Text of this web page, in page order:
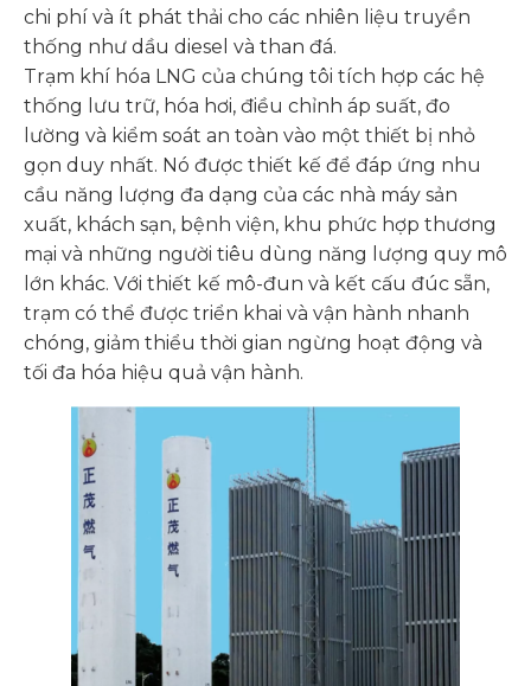
chi phí và ít phát thải cho các nhiên liệu truyền
thống như dầu diesel và than đá.
Trạm khí hóa LNG của chúng tôi tích hợp các hệ
thống lưu trữ, hóa hơi, điều chỉnh áp suất, đo
lường và kiểm soát an toàn vào một thiết bị nhỏ
gọn duy nhất. Nó được thiết kế để đáp ứng nhu
cầu năng lượng đa dạng của các nhà máy sản
xuất, khách sạn, bệnh viện, khu phức hợp thương
mại và những người tiêu dùng năng lượng quy mô
lớn khác. Với thiết kế mô-đun và kết cấu đúc sẵn,
trạm có thể được triển khai và vận hành nhanh
chóng, giảm thiểu thời gian ngừng hoạt động và
tối đa hóa hiệu quả vận hành.